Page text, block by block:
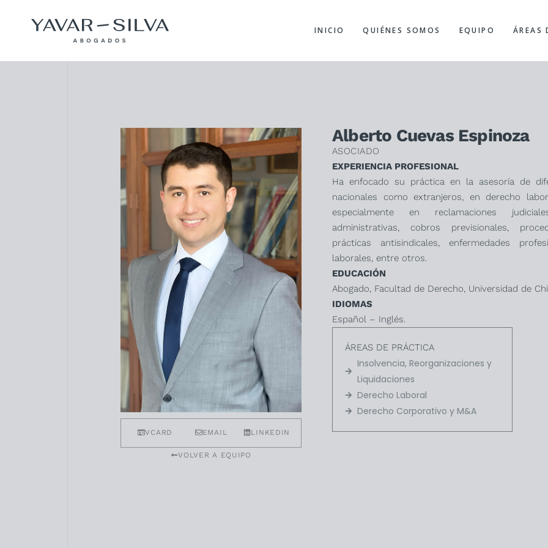
INICIO QUIÉNES SOMOS EQUIPO ÁREAS
VCARD EMAIL LINKEDIN
VOLVER A EQUIPO
Alberto Cuevas Espinoza
ASOCIADO
EXPERIENCIA PROFESIONAL
Ha enfocado su práctica en la asesoría de
nacionales como extranjeros, en derecho
especialmente en reclamaciones
administrativas, cobros previsionales,
prácticas antisindicales, enfermedades
laborales, entre otros.
EDUCACIÓN
Abogado, Facultad de Derecho, Universidad de
IDIOMAS
Español – Inglés.
ÁREAS DE PRÁCTICA
Insolvencia, Reorganizaciones y
Liquidaciones
Derecho Laboral
Derecho Corporativo y M&A